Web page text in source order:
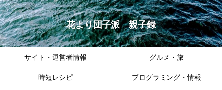
花より団子派 親子録
サイト・運営者情報 グルメ・旅
時短レシピ プログラミング・情報